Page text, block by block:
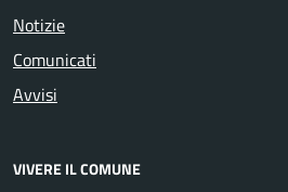
Notizie
Comunicati
Avvisi
VIVERE IL COMUNE